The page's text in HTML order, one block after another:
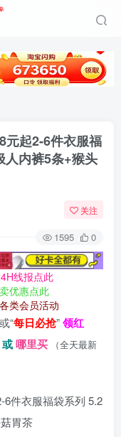
元起2-6件衣服福
人内裤5条+猴头
关注
1595 0
线报点此
优惠点此
各类会员活动
“每日必抢”领红
哪里买
（全天最新
6件衣服福袋系列 5.2
胃茶